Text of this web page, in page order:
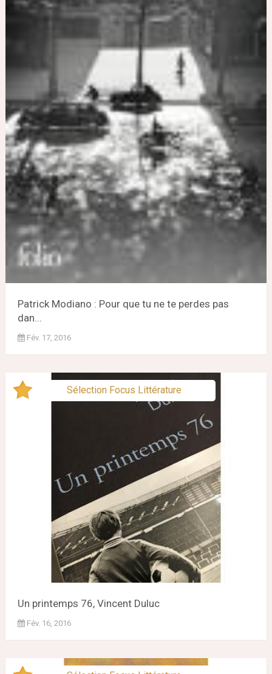
Patrick Modiano : Pour que tu ne te perdes pas
dan...
Fév. 17, 2016
Sélection Focus Littérature
Un printemps 76, Vincent Duluc
Fév. 16, 2016